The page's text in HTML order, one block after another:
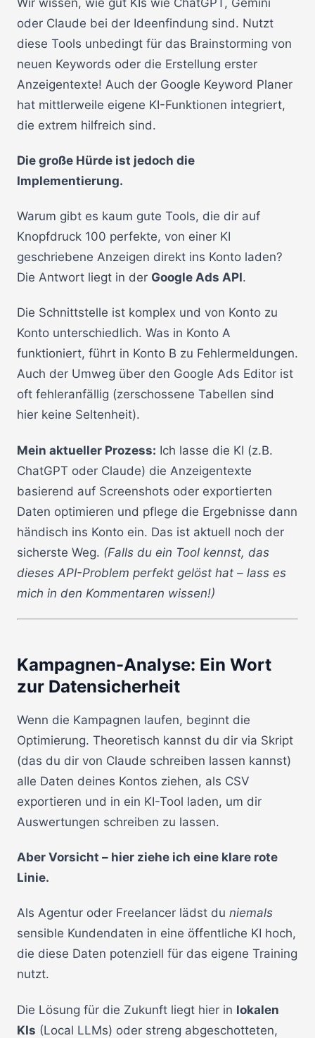
oder Claude bei der Ideenfindung sind. Nutzt
diese Tools unbedingt für das Brainstorming von
neuen Keywords oder die Erstellung erster
Anzeigentexte! Auch der Google Keyword Planer
hat mittlerweile eigene KI-Funktionen integriert,
die extrem hilfreich sind.
Die große Hürde ist jedoch die
Implementierung.
Warum gibt es kaum gute Tools, die dir auf
Knopfdruck 100 perfekte, von einer KI
geschriebene Anzeigen direkt ins Konto laden?
Die Antwort liegt in der Google Ads API.
Die Schnittstelle ist komplex und von Konto zu
Konto unterschiedlich. Was in Konto A
funktioniert, führt in Konto B zu Fehlermeldungen.
Auch der Umweg über den Google Ads Editor ist
oft fehleranfällig (zerschossene Tabellen sind
hier keine Seltenheit).
Mein aktueller Prozess: Ich lasse die KI (z.B.
ChatGPT oder Claude) die Anzeigentexte
basierend auf Screenshots oder exportierten
Daten optimieren und pflege die Ergebnisse dann
händisch ins Konto ein. Das ist aktuell noch der
sicherste Weg. (Falls du ein Tool kennst, das
dieses API-Problem perfekt gelöst hat – lass es
mich in den Kommentaren wissen!)
Kampagnen-Analyse: Ein Wort
zur Datensicherheit
Wenn die Kampagnen laufen, beginnt die
Optimierung. Theoretisch kannst du dir via Skript
(das du dir von Claude schreiben lassen kannst)
alle Daten deines Kontos ziehen, als CSV
exportieren und in ein KI-Tool laden, um dir
Auswertungen schreiben zu lassen.
Aber Vorsicht – hier ziehe ich eine klare rote
Linie.
Als Agentur oder Freelancer lädst du niemals
sensible Kundendaten in eine öffentliche KI hoch,
die diese Daten potenziell für das eigene Training
nutzt.
Die Lösung für die Zukunft liegt hier in lokalen
KIs (Local LLMs) oder streng abgeschotteten,